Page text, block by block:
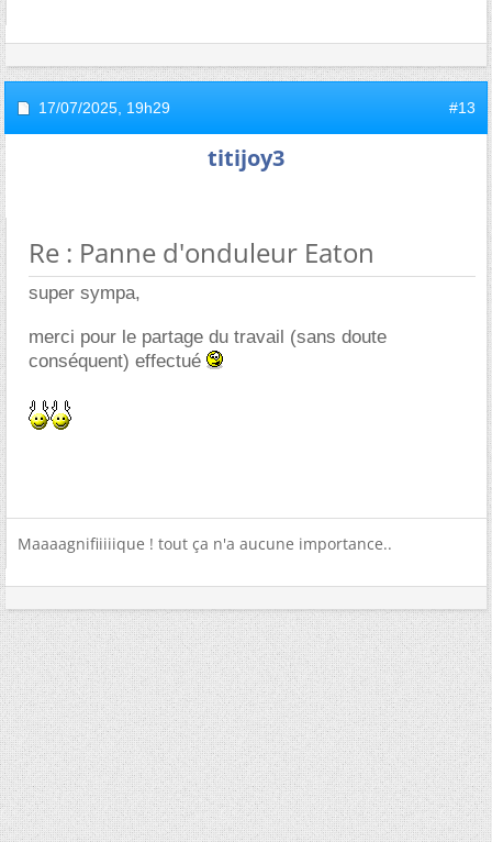
17/07/2025, 19h29 #13
titijoy3
Re : Panne d'onduleur Eaton
super sympa,
merci pour le partage du travail (sans doute
conséquent) effectué
Maaaagnifiiiiique ! tout ça n'a aucune importance..